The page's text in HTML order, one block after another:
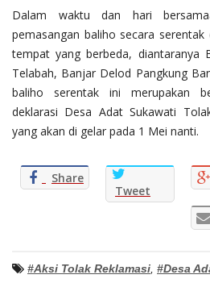
Dalam waktu dan hari
pemasangan baliho secara serentak
tempat yang berbeda, diantaranya
Telabah, Banjar Delod Pangkung
baliho serentak ini merupakan
deklarasi Desa Adat Sukawati
yang akan di gelar pada 1 Mei nanti.
Share
Tweet
#Aksi Tolak Reklamasi #Desa